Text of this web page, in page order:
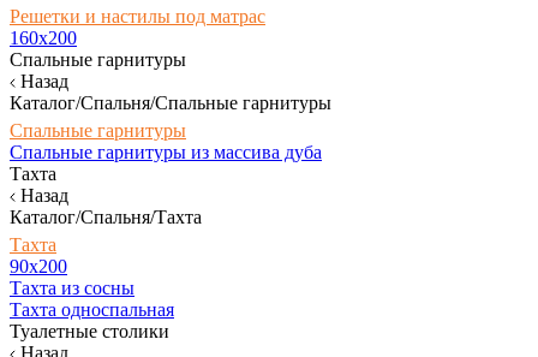
Решетки и настилы под матрас
160х200
Спальные гарнитуры
Назад
Каталог/Спальня/Спальные гарнитуры
Спальные гарнитуры
Спальные гарнитуры из массива дуба
Тахта
Назад
Каталог/Спальня/Тахта
Тахта
90х200
Тахта из сосны
Тахта односпальная
Туалетные столики
Назад